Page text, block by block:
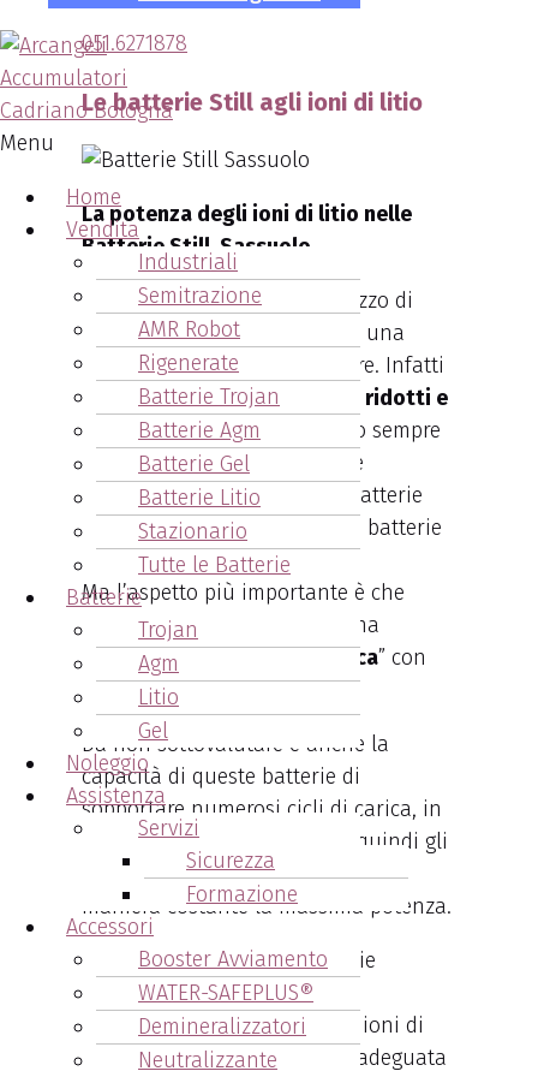
Menu
Home
Vendita
Industriali
Semitrazione
AMR Robot
Rigenerate
Batterie Trojan
Batterie Agm
Batterie Gel
Batterie Litio
Stazionario
Tutte le Batterie
Batterie
Trojan
Agm
Litio
Gel
Noleggio
Assistenza
Servizi
Sicurezza
Formazione
Accessori
Booster Avviamento
WATER-SAFEPLUS®
Demineralizzatori
Neutralizzante
051.6271878
Le batterie Still agli ioni di litio
La potenza degli ioni di litio nelle
Batterie Still Sassuolo.
I principali vantaggi nell’utilizzo di
batterie agli ioni di litio sono una
efficienza energetica superiore. Infatti
il loro utilizzo favorisce
costi ridotti e
minori emissioni, garantendo sempre
il costante flusso di energia e
soprattutto la ricarica delle batterie
molto più rapida rispetto alle batterie
“tradizionali”.
Ma l’aspetto più importante è che
queste batterie forniscono una
“
maggiore densità energetica” con
pesi e dimensioni ridotte.
Da non sottovalutare è anche la
capacità di queste batterie di
sopportare numerosi cicli di carica, in
totale sicurezza. Si riducono quindi gli
sprechi di energia, mantenendo in
maniera costante la massima potenza.
Molti carrelli montano batterie
ingombranti e pesanti oltre il
necessario. Una batteria agli ioni di
litio, di norma, offre energia adeguata